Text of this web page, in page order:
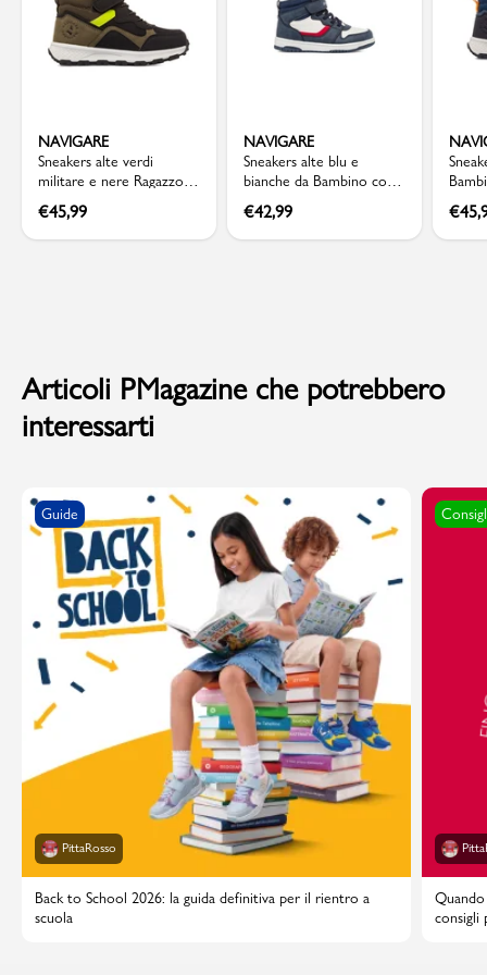
NAVIGARE
Sneakers alte verdi
militare e nere Ragazzo
Navigare
€45,99
NAVIGARE
Sneakers alte blu e
bianche da Bambino con
strappo Navigare
€42,99 €
Articoli PMagazine che potrebbero
interessarti
Guide
PittaRosso
Back to School 2026: la guida definitiva per il rientro a
scuola
consigli